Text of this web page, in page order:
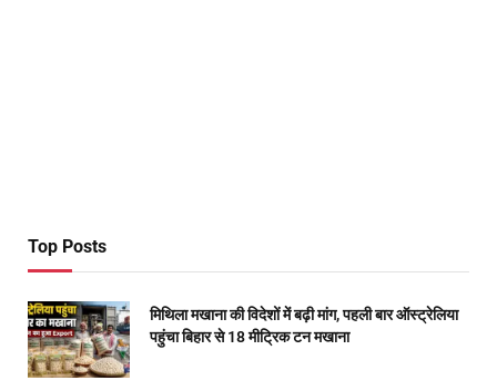
Top Posts
मिथिला मखाना की विदेशों में बढ़ी मांग, पहली बार ऑस्ट्रेलिया
पहुंचा बिहार से 18 मीट्रिक टन मखाना